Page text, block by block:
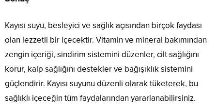
Kayısı suyu, besleyici ve sağlık açısından birçok faydası
olan lezzetli bir içecektir. Vitamin ve mineral bakımından
zengin içeriği, sindirim sistemini düzenler, cilt sağlığını
korur, kalp sağlığını destekler ve bağışıklık sistemini
güçlendirir. Kayısı suyunu düzenli olarak tüketerek, bu
sağlıklı içeceğin tüm faydalarından yararlanabilirsiniz.